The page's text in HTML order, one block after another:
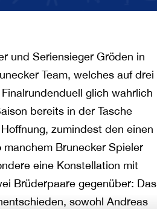
und Seriensieger Gröden in
Team, welches auf drei
glich wahrlich
bereits in der Tasche
zumindest den einen
Brunecker Spieler
eine Konstellation mit
Brüderpaare gegenüber: Das
sowohl Andreas